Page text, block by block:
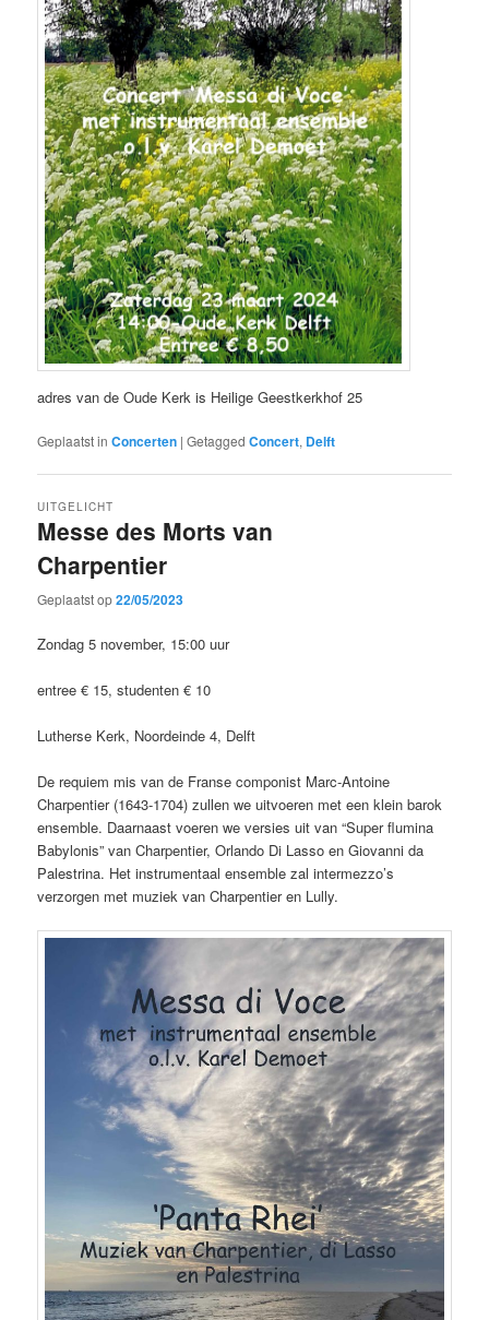
adres van de Oude Kerk is Heilige Geestkerkhof 25
Geplaatst in Concerten |Getagged Concert, Delft
Messe des Morts van
Charpentier
UITGELICHT
Geplaatst op22/05/2023
Zondag 5 november, 15:00 uur
entree € 15, studenten € 10
Lutherse Kerk, Noordeinde 4, Delft
De requiem mis van de Franse componist Marc-Antoine
Charpentier (1643-1704) zullen we uitvoeren met een klein barok
ensemble. Daarnaast voeren we versies uit van “Super flumina
Babylonis” van Charpentier, Orlando Di Lasso en Giovanni da
Palestrina. Het instrumentaal ensemble zal intermezzo’s
verzorgen met muziek van Charpentier en Lully.